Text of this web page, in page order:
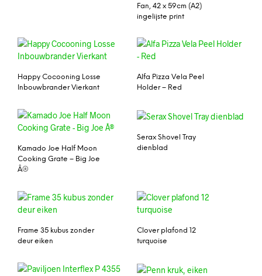
Fan, 42 x 59cm (A2)
ingelijste print
Happy Cocooning Losse
Inbouwbrander Vierkant
Alfa Pizza Vela Peel
Holder – Red
Kamado Joe Half Moon
Cooking Grate – Big Joe
Â®
Serax Shovel Tray
dienblad
Frame 35 kubus zonder
deur eiken
Clover plafond 12
turquoise